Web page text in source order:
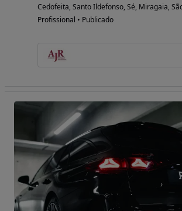
Cedofeita, Santo Ildefonso, Sé, Miragaia,
Profissional • Publicado